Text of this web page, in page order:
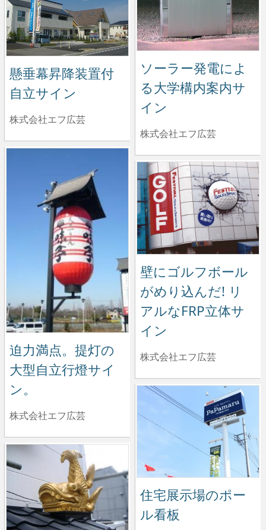
ソーラー発電によ
る大学構内案内サ
イン
株式会社エフ広芸
懸垂幕昇降装置付
自立サイン
株式会社エフ広芸
迫力満点。提灯の
大型自立行燈サイ
ン。
株式会社エフ広芸
壁にゴルフボール
がめり込んだ! リ
アルなFRP立体サ
イン
株式会社エフ広芸
住宅展示場のポー
ル看板